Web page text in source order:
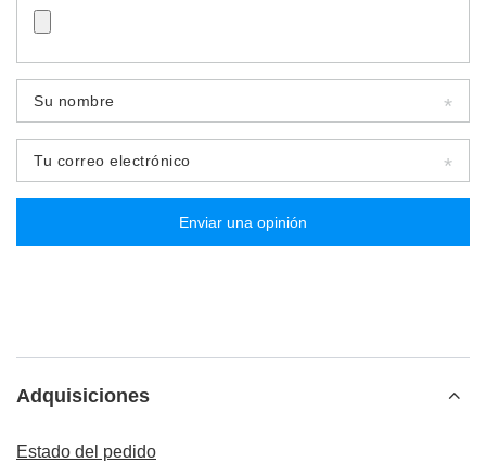
Su nombre
Tu correo electrónico
Enviar una opinión
Adquisiciones
Estado del pedido